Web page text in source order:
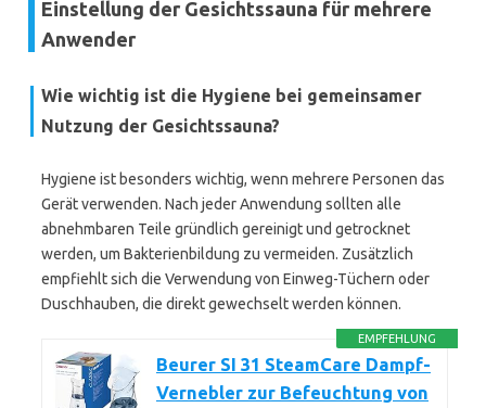
Einstellung der Gesichtssauna für mehrere
Anwender
Wie wichtig ist die Hygiene bei gemeinsamer
Nutzung der Gesichtssauna?
Hygiene ist besonders wichtig, wenn mehrere Personen das
Gerät verwenden. Nach jeder Anwendung sollten alle
abnehmbaren Teile gründlich gereinigt und getrocknet
werden, um Bakterienbildung zu vermeiden. Zusätzlich
empfiehlt sich die Verwendung von Einweg-Tüchern oder
Duschhauben, die direkt gewechselt werden können.
EMPFEHLUNG
Beurer SI 31 SteamCare Dampf-
Vernebler zur Befeuchtung von